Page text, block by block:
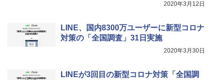
2020年3月12日
LINE、国内8300万ユーザーに新型コロナ
対策の「全国調査」31日実施
2020年3月30日
LINEが3回目の新型コロナ対策「全国調